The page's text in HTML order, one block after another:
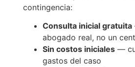
contingencia:
Consulta inicial gratuita
abogado real, no un
Sin costos iniciales—
gastos del caso